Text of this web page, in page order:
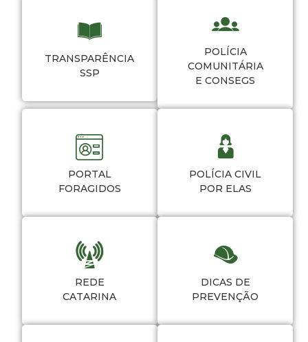
TRANSPARÊNCIA
SSP
POLÍCIA
COMUNITÁRIA
E CONSEGS
PORTAL
FORAGIDOS
POLÍCIA CIVIL
POR ELAS
REDE
CATARINA
DICAS DE
PREVENÇÃO